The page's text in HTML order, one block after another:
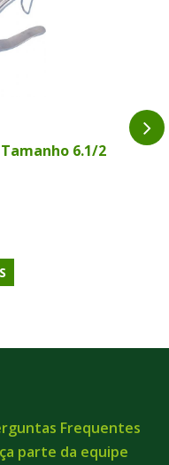
6.1/2
Frequentes
parte da equipe